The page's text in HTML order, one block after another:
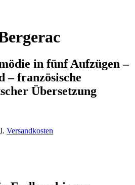
in fünf Aufzügen –
– französische
Übersetzung
Versandkosten